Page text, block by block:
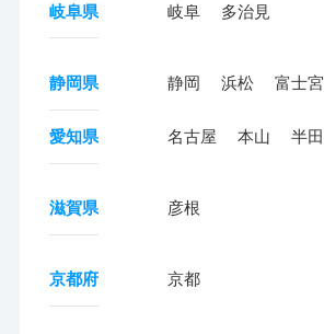
岐阜県 岐阜 多治見
静岡県 静岡 浜松 富士宮
愛知県 名古屋 本山 半田
滋賀県 彦根
京都府 京都